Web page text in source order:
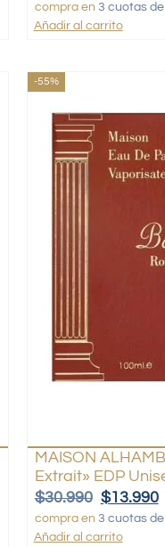
compra en 3 cuotas
Añadir al carrito
-55%
MAISON
Extrait» EDP
$30.990 $13.990
compra en 3 cuotas
Añadir al carrito